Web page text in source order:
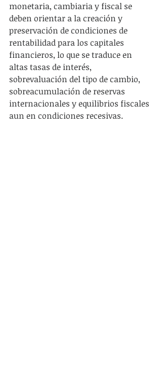
monetaria, cambiaria y fiscal se
deben orientar a la creación y
preservación de condiciones de
rentabilidad para los capitales
financieros, lo que se traduce en
altas tasas de interés,
sobrevaluación del tipo de cambio,
sobreacumulación de reservas
internacionales y equilibrios fiscales
aun en condiciones recesivas.